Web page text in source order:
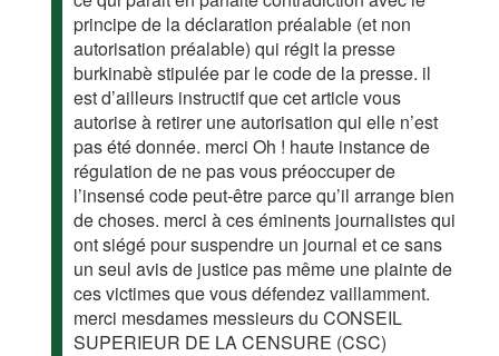
principe de la déclaration préalable (et non
autorisation préalable) qui régit la presse
burkinabè stipulée par le code de la presse. il
est d’ailleurs instructif que cet article vous
autorise à retirer une autorisation qui elle n’est
pas été donnée. merci Oh ! haute instance de
régulation de ne pas vous préoccuper de
l’insensé code peut-être parce qu’il arrange bien
de choses. merci à ces éminents journalistes qui
ont siégé pour suspendre un journal et ce sans
un seul avis de justice pas même une plainte de
ces victimes que vous défendez vaillamment.
merci mesdames messieurs du CONSEIL
SUPERIEUR DE LA CENSURE (CSC)